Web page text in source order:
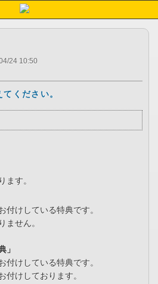
24 10:50
ください。
ます。
付けしている特典です。
ません。
」
付けしている特典です。
けしております。